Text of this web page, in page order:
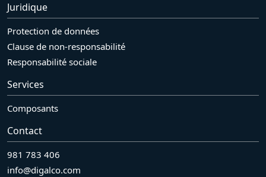
Juridique
Protection de données
Clause de non-responsabilité
Responsabilité sociale
Services
Composants
Contact
981 783 406
info@digalco.com